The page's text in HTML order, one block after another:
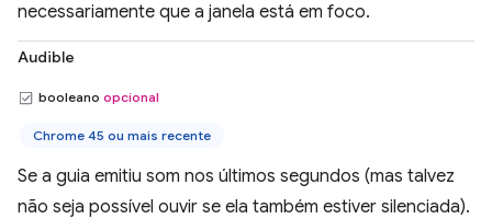
necessariamente que a janela está em foco.
Audible
booleano opcional
Chrome 45 ou mais recente
Se a guia emitiu som nos últimos segundos (mas talvez
não seja possível ouvir se ela também estiver silenciada).